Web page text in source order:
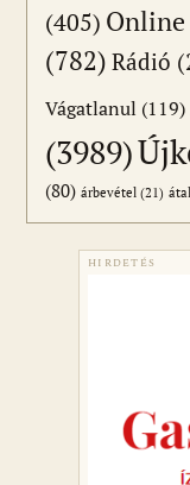
(405)
(782) Rádió
Vágatlanul (119)
(3989)
(80) árbevétel (21)
HIRDETÉS